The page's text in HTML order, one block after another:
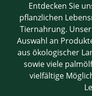
Entdecken Sie
pflanzlichen
Tiernahrung.
Auswahl an
aus ökologischer
sowie viele
vielfältige